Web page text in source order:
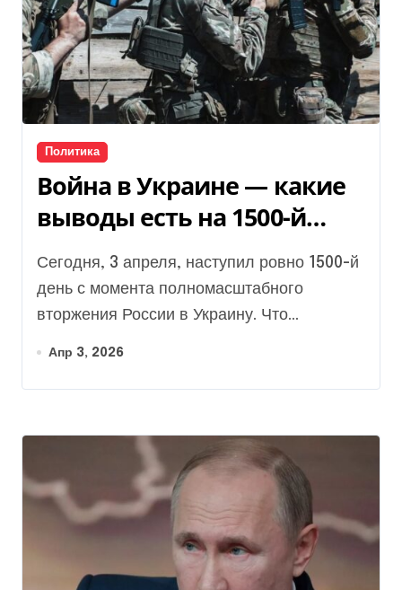
Политика
Война в Украине — какие
выводы есть на 1500-й
день полномасштабного
вторжения РФ
Сегодня, 3 апреля, наступил ровно 1500-й
день с момента полномасштабного
вторжения России в Украину. Что...
Апр 3, 2026